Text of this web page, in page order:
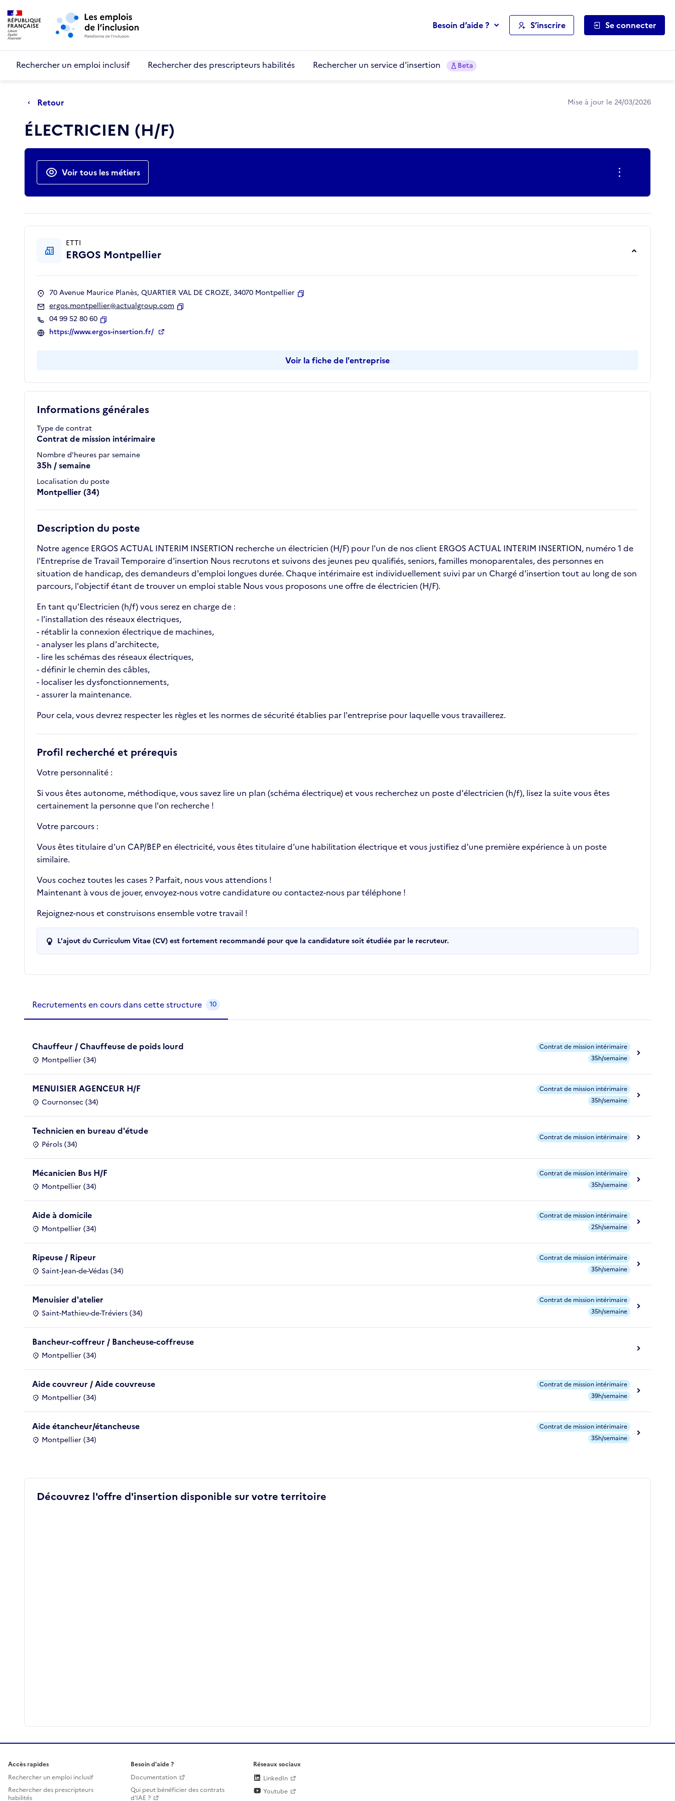
Aller au menu principal
Besoin d’aide ? S’inscrire Se connecter
Rechercher un emploi inclusif Rechercher des prescripteurs habilités Rechercher un service d'insertion Beta
Retour Mise à jour le 24/03/2026
ÉLECTRICIEN (H/F)
Actions rapides
Voir tous les métiers
Informations générales
Type de contrat
Contrat de mission intérimaire
Nombre d'heures par semaine
35h / semaine
Localisation du poste
Montpellier (34)
Description du poste
Notre agence ERGOS ACTUAL INTERIM INSERTION recherche un électricien (H/F) pour l'un de nos client ERGOS ACTUAL INTERIM INSERTION, numéro 1 de
l'Entreprise de Travail Temporaire d'insertion Nous recrutons et suivons des jeunes peu qualifiés, seniors, familles monoparentales, des personnes en
situation de handicap, des demandeurs d'emploi longues durée. Chaque intérimaire est individuellement suivi par un Chargé d'insertion tout au long de son
parcours, l'objectif étant de trouver un emploi stable Nous vous proposons une offre de électricien (H/F).
En tant qu'Electricien (h/f) vous serez en charge de :
- l'installation des réseaux électriques,
- rétablir la connexion électrique de machines,
- analyser les plans d'architecte,
- lire les schémas des réseaux électriques,
- définir le chemin des câbles,
- localiser les dysfonctionnements,
- assurer la maintenance.
Pour cela, vous devrez respecter les règles et les normes de sécurité établies par l'entreprise pour laquelle vous travaillerez.
Profil recherché et prérequis
Votre personnalité :
Si vous êtes autonome, méthodique, vous savez lire un plan (schéma électrique) et vous recherchez un poste d'électricien (h/f), lisez la suite vous êtes
certainement la personne que l'on recherche !
Votre parcours :
Vous êtes titulaire d'un CAP/BEP en électricité, vous êtes titulaire d'une habilitation électrique et vous justifiez d'une première expérience à un poste
similaire.
Vous cochez toutes les cases ? Parfait, nous vous attendions !
Maintenant à vous de jouer, envoyez-nous votre candidature ou contactez-nous par téléphone !
Rejoignez-nous et construisons ensemble votre travail !
L'ajout du Curriculum Vitae (CV) est fortement recommandé pour que la candidature soit étudiée par le recruteur.
ETTI
ERGOS Montpellier
70 Avenue Maurice Planès, QUARTIER VAL DE CROZE, 34070 Montpellier
ergos.montpellier@actualgroup.com
04 99 52 80 60
Copier
https://www.ergos-insertion.fr/
Voir la fiche de l'entreprise
Recrutements de la structure
Recrutements en cours dans cette structure 10
Chauffeur / Chauffeuse de poids lourd
Montpellier (34)
Contrat de mission intérimaire
35h/semaine
MENUISIER AGENCEUR H/F
Cournonsec (34)
Contrat de mission intérimaire
35h/semaine
Technicien en bureau d'étude
Pérols (34)
Contrat de mission intérimaire
Mécanicien Bus H/F
Montpellier (34)
Contrat de mission intérimaire
35h/semaine
Aide à domicile
Montpellier (34)
Contrat de mission intérimaire
25h/semaine
Ripeuse / Ripeur
Saint-Jean-de-Védas (34)
Contrat de mission intérimaire
35h/semaine
Menuisier d'atelier
Saint-Mathieu-de-Tréviers (34)
Contrat de mission intérimaire
35h/semaine
Bancheur-coffreur / Bancheuse-coffreuse
Montpellier (34)
Aide couvreur / Aide couvreuse
Montpellier (34)
Contrat de mission intérimaire
39h/semaine
Aide étancheur/étancheuse
Montpellier (34)
Contrat de mission intérimaire
35h/semaine
Découvrez l'offre d'insertion disponible sur votre territoire
Accès rapides
Rechercher un emploi inclusif
Rechercher des prescripteurs
habilités
Besoin d'aide ?
Documentation
Qui peut bénéficier des contrats
d'IAE ?
Réseaux sociaux
LinkedIn
Youtube